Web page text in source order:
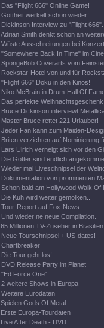
Das "Flight 666" Online Game!
Gottheit werkelt schon wieder!
Dickinson Interview zu "Flight 666".
Adrian Smith denkt schon an
Wüste Ausschreitungen bei
"Somewhere Back In Time" im
SpongeBob Coverarts vom
Rockstar-Hotel von und für
"Flight 666" Doku in den Kinos!
Niko McBrain in Drum-Hall Of
Das perfekte
Bruce Dickinson interviewt
Master Bruce rettet 221 Urlauber!
Jeder Fan kann zum Maiden-
Briten verzichten auf Nominierung
Lars Ulrich verneigt sich vor den
Die Götter sind endlich
Wieder mal Liveschnipsel der
Dokumentation von prominenten
Schon bald am Hollywood Walk Of
Die Kuh wird weiter gemolken..
Tour-Report auf Fox-News
Und wieder ne neue Compilation.
65 Millionen TV-Zuseher in
Neue Tourschnipsel + US-dates!
Chartbreaker
Die Tour geht los!
DVD Release Party im Planet
"Ed Force One"
2 weitere Shows in Europa
Weitere Eurodaten
Spielen Gods Of Metal
Erste Europa-Tourdaten
Live After Death - DVD